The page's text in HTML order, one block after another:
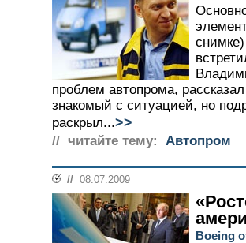
проблем автопрома,
знакомый с ситуацией, но
раскрыл...>>
// читайте тему: Автопром
// 08.07.2009
Boeing